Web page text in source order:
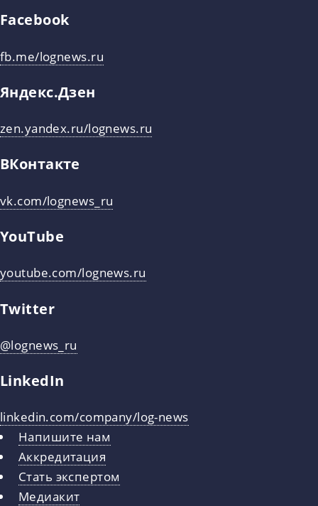
Facebook
fb.me/lognews.ru
Яндекс.Дзен
zen.yandex.ru/lognews.ru
ВКонтакте
vk.com/lognews_ru
YouTube
youtube.com/lognews.ru
Twitter
@lognews_ru
LinkedIn
linkedin.com/company/log-news
Напишите нам
Аккредитация
Стать экспертом
Медиакит